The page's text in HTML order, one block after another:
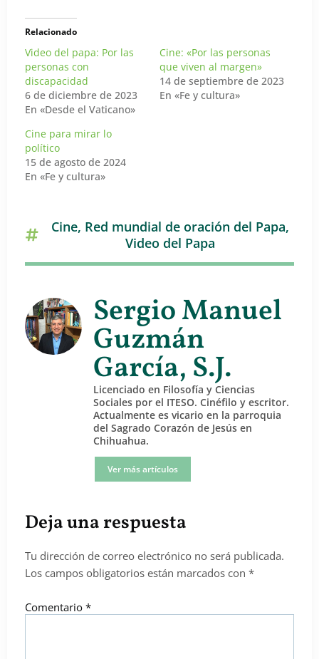
Relacionado
Video del papa: Por las
personas con
discapacidad
6 de diciembre de 2023
En «Desde el Vaticano»
Cine: «Por las personas
que viven al margen»
14 de septiembre de 2023
En «Fe y cultura»
Cine para mirar lo
político
15 de agosto de 2024
En «Fe y cultura»
Cine, Red mundial de oración del Papa,
Video del Papa
Sergio Manuel
Guzmán
García, S.J.
Licenciado en Filosofía y Ciencias
Sociales por el ITESO. Cinéfilo y escritor.
Actualmente es vicario en la parroquia
del Sagrado Corazón de Jesús en
Chihuahua.
Ver más artículos
Deja una respuesta
Tu dirección de correo electrónico no será publicada.
Los campos obligatorios están marcados con *
Comentario *